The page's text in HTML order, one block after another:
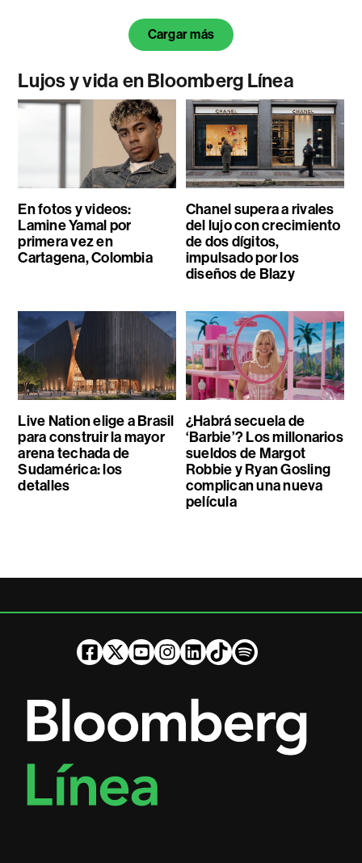
Cargar más
Lujos y vida en Bloomberg Línea
En fotos y videos:
Lamine Yamal por
primera vez en
Cartagena, Colombia
Chanel supera a rivales
del lujo con crecimiento
de dos dígitos,
impulsado por los
diseños de Blazy
Live Nation elige a Brasil
para construir la mayor
arena techada de
Sudamérica: los
detalles
¿Habrá secuela de
‘Barbie’? Los millonarios
sueldos de Margot
Robbie y Ryan Gosling
complican una nueva
película